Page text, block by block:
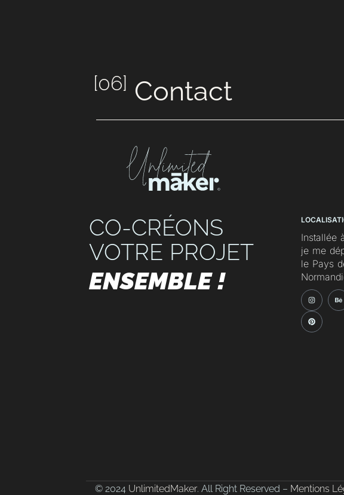
[06] Contact
CO-CRÉONS
VOTRE PROJET
ENSEMBLE !
Installée
je me
le Pays
© 2024 UnlimitedMaker. All Right Reserved – Mentions